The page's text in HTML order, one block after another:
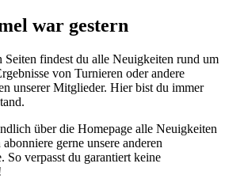
war gestern
Seiten findest du alle Neuigkeiten rund um
von Turnieren oder andere
unserer Mitglieder. Hier bist du immer
über die Homepage alle Neuigkeiten
gerne unsere anderen
So verpasst du garantiert keine